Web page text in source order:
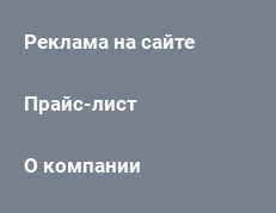
Реклама на сайте
Прайс-лист
О компании